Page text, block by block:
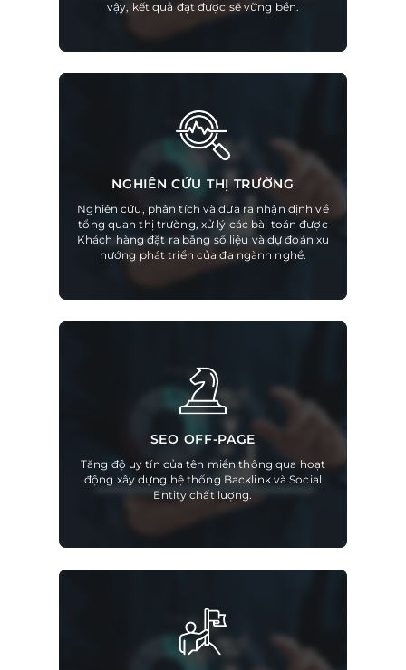
vậy, kết quả đạt được sẽ vững bền.
NGHIÊN CỨU THỊ TRƯỜNG
Nghiên cứu, phân tích và đưa ra nhận định về
tổng quan thị trường, xử lý các bài toán được
Khách hàng đặt ra bằng số liệu và dự đoán xu
hướng phát triển của đa ngành nghề.
SEO OFF-PAGE
Tăng độ uy tín của tên miền thông qua hoạt
động xây dựng hệ thống Backlink và Social
Entity chất lượng.